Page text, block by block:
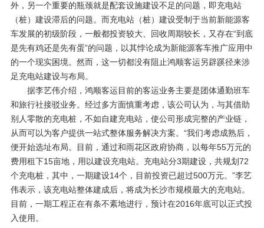
外，另一个重要的瓶颈就是配套设施建设不足的问题，即充电站
（桩）建设滞后的问题。而充电站（桩）建设受制于当前新能源客
车发展的初级阶段，一般都投资较大、回收周期较长，又存在“到底
是先有鸡还是先有蛋”的问题，以其悖论成为新能源客车推广应用中
的一个现实困境。然而，这一切都没有阻止鸿顺客运另辟蹊径来涉
足充电站建设与布局。
据李艺伟介绍，鸿顺客运目前的客运业务主要是团体通勤班车
和旅行社接驳业务。经过多方面慎重考虑，该公司认为，与其借助
别人零散的充电桩，不如自建充电站，使公司形成完整的产业链，
从而可以为客户提供一站式整体服务解决方案。“我们考虑成熟后，
便开始选址布局。目前，通过和雨花区政府协商，以每年55万元的
费用租下15亩地，用以建设充电站。充电站分3期建设，共规划72
个充电桩，其中，一期建设14个，目前投资已超过500万元。”李艺
伟表示，该充电站整体建成后，将成为长沙市规模最大的充电站。
目前，一期工程正在有条不紊地进行，预计在2016年底可以正式投
入使用。